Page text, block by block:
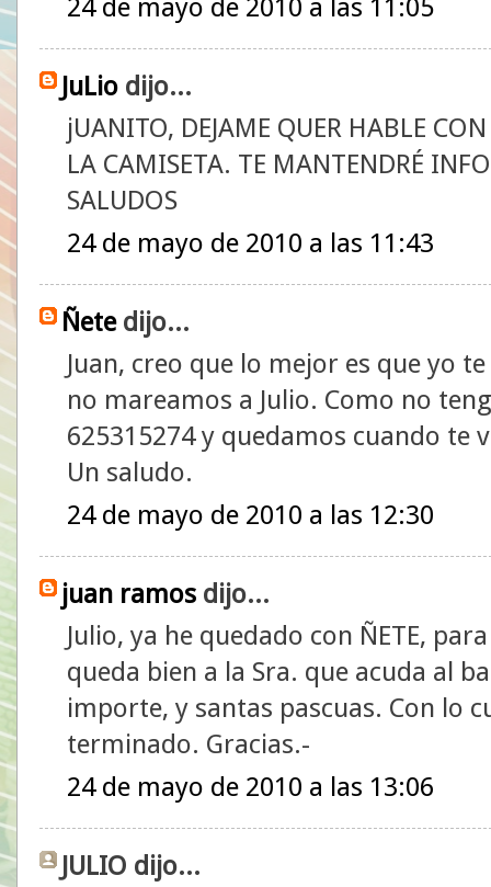
24 de mayo de 2010 a las 11:05
JuLio dijo...
jUANITO, DEJAME QUER HABLE
LA CAMISETA. TE MANTENDRÉ
SALUDOS
24 de mayo de 2010 a las 11:43
Ñetedijo...
Juan, creo que lo mejor es que yo
no mareamos a Julio. Como no
625315274 y quedamos cuando te
Un saludo.
24 de mayo de 2010 a las 12:30
juan ramos dijo...
Julio, ya he quedado con ÑETE,
queda bien a la Sra. que acuda al
importe, y santas pascuas. Con lo
terminado. Gracias.-
24 de mayo de 2010 a las 13:06
JULIO dijo...